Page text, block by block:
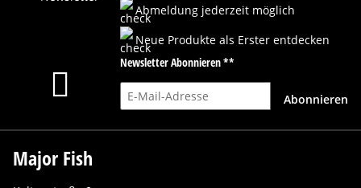
Abmeldung jederzeit möglich
Neue Produkte als Erster entdecken
Newsletter Abonnieren **
E-Mail-Adresse
Abonnieren
Major Fish